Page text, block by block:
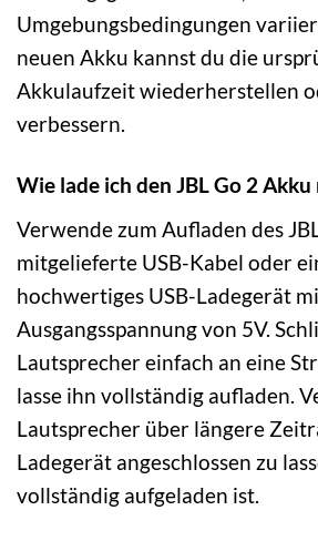
Umgebungsbedingungen
neuen Akku kannst du die
Akkulaufzeit wiederherstellen
verbessern.
Wie lade ich den JBL Go 2
Verwende zum Aufladen des
mitgelieferte USB-Kabel oder
hochwertiges USB-Ladegerät
Ausgangsspannung von 5V.
Lautsprecher einfach an eine
lasse ihn vollständig aufladen.
Lautsprecher über längere
Ladegerät angeschlossen zu
vollständig aufgeladen ist.